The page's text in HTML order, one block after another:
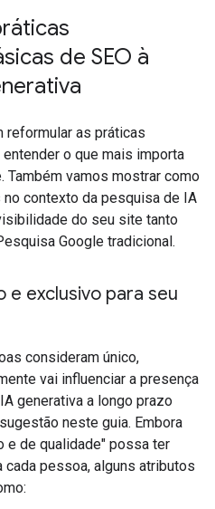
de SEO à
reformular as práticas
o que mais importa
Também vamos mostrar como
contexto da pesquisa de IA
do seu site tanto
Google tradicional.
e exclusivo para seu
consideram único,
vai influenciar a presença
generativa a longo prazo
neste guia. Embora
e de qualidade" possa ter
pessoa, alguns atributos